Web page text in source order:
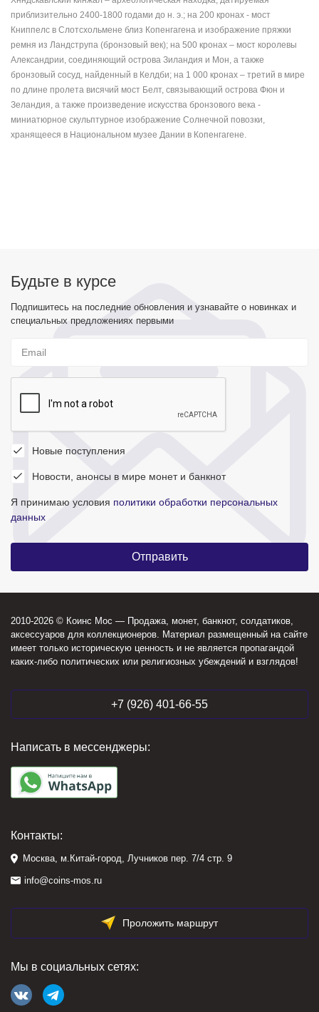
приблизительно 2400-1800 годами до н. э.; на 200 кронах - мост
Книппелс в Слотсхольмене близ Копенгагена и изображение пряжки
ремня из Ландструпа (бронзовый век); на 500 кронах – мост королевы
Александрии, соединяющий острова Зиландия и Мон, а также
бронзовый сосуд, найденный в Келдби; на 1 000 кронах – третий в мире
по длине пролета висячий мост Белт, связывающий острова Фюн и
Зеландия, а также произведение искусства бронзового века -
миниатюрное скульптурное изображение Солнечной повозки,
хранящееся в Национальном музее Дании в Копенгагене.
Будьте в курсе
Подпишитесь на последние обновления и узнавайте о новинках и
специальных предложениях первыми
Новые поступления
Новости, анонсы в мире монет и банкнот
Я принимаю условия политики обработки персональных
данных
2010-2026 © Коинс Мос — Продажа, монет, банкнот, солдатиков,
аксессуаров для коллекционеров. Материал размещенный на сайте
имеет только историческую ценность и не является пропагандой
каких-либо политических или религиозных убеждений и взглядов!
+7 (926) 401-66-55
Написать в мессенджеры:
Контакты:
Москва, м.Китай-город, Лучников пер. 7/4 стр. 9
info@coins-mos.ru
Проложить маршрут
Мы в социальных сетях: